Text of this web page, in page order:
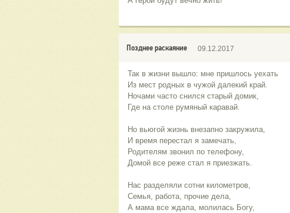
Позднее раскаяние 09.12.2017
Так в жизни вышло: мне пришлось уехать
Из мест родных в чужой далекий край.
Ночами часто снился старый домик,
Где на столе румяный каравай.
Но вьюгой жизнь внезапно закружила,
И время перестал я замечать,
Родителям звонил по телефону,
Домой все реже стал я приезжать.
Нас разделяли сотни километров,
Семья, работа, прочие дела,
А мама все ждала, молилась Богу,